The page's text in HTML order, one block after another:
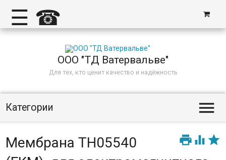
☰ ☎
ООО "ТД Ватервальве"
Для тех, кто ценит качество и надёжность
Категории 
  
Мембрана TH05540